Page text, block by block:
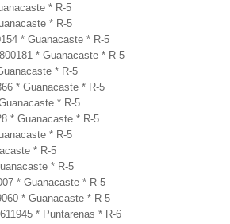
* R-5
* R-5
* Guanacaste * R-5
* Guanacaste * R-5
* R-5
* Guanacaste * R-5
* R-5
* Guanacaste * R-5
* R-5
* R-5
* R-5
* Guanacaste * R-5
* Guanacaste * R-5
* Puntarenas * R-6